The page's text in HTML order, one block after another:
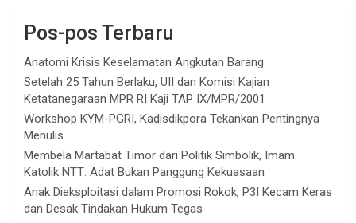
Pos-pos Terbaru
Anatomi Krisis Keselamatan Angkutan Barang
Setelah 25 Tahun Berlaku, UII dan Komisi Kajian
Ketatanegaraan MPR RI Kaji TAP IX/MPR/2001
Workshop KYM-PGRI, Kadisdikpora Tekankan Pentingnya
Menulis
Membela Martabat Timor dari Politik Simbolik, Imam
Katolik NTT: Adat Bukan Panggung Kekuasaan
Anak Dieksploitasi dalam Promosi Rokok, P3I Kecam Keras
dan Desak Tindakan Hukum Tegas